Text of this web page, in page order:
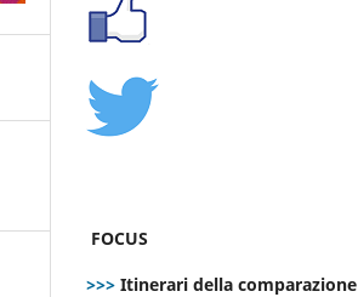
FOCUS
>>> Itinerari della comparazione